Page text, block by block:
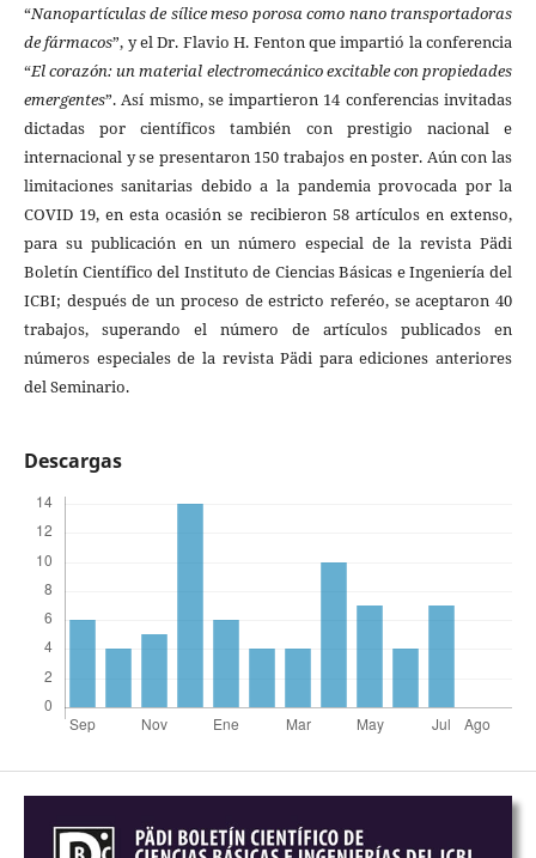
“Nanopartículas de sílice meso porosa como nano transportadoras
de fármacos”, y el Dr. Flavio H. Fenton que impartió la conferencia
“El corazón: un material electromecánico excitable con propiedades
emergentes”. Así mismo, se impartieron 14 conferencias invitadas
dictadas por científicos también con prestigio nacional e
internacional y se presentaron 150 trabajos en poster. Aún con las
limitaciones sanitarias debido a la pandemia provocada por la
COVID 19, en esta ocasión se recibieron 58 artículos en extenso,
para su publicación en un número especial de la revista Pädi
Boletín Científico del Instituto de Ciencias Básicas e Ingeniería del
ICBI; después de un proceso de estricto referéo, se aceptaron 40
trabajos, superando el número de artículos publicados en
números especiales de la revista Pädi para ediciones anteriores
del Seminario.
Descargas